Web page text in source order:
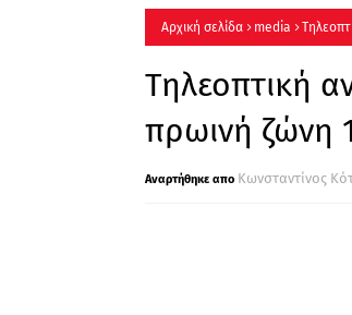
Αρχική σελίδα media
Τηλεοπτική
πρωινή ζώνη
Κωνσταντίνος